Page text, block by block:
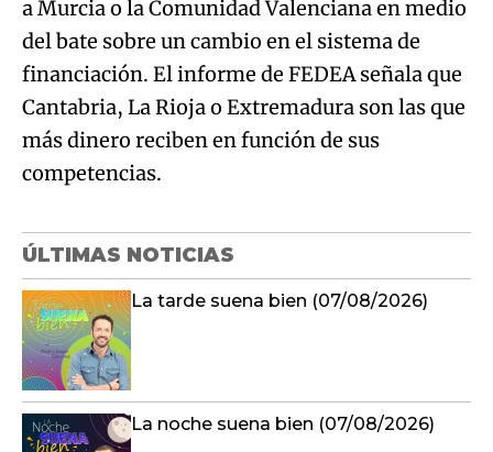
a Murcia o la Comunidad Valenciana en medio
del bate sobre un cambio en el sistema de
financiación. El informe de FEDEA señala que
Cantabria, La Rioja o Extremadura son las que
más dinero reciben en función de sus
competencias.
ÚLTIMAS NOTICIAS
La tarde suena bien (07/08/2026)
La noche suena bien (07/08/2026)